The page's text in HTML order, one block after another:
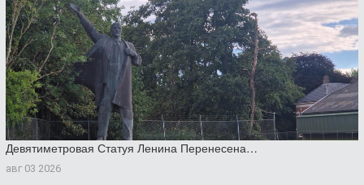
Девятиметровая Статуя Ленина Перенесена…
авг 03 2026